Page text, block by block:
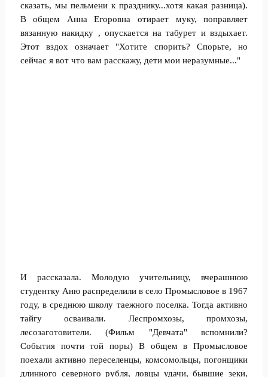
сказать, мы пельмени к празднику...хотя какая разница).
В общем Анна Егоровна отирает муку, поправляет
вязанную накидку , опускается на табурет и вздыхает.
Этот вздох означает "Хотите спорить? Спорьте, но
сейчас я вот что вам расскажу, дети мои неразумные..."
И рассказала. Молодую учительницу, вчерашнюю
студентку Аню распределили в село Промысловое в 1967
году, в среднюю школу таежного поселка. Тогда активно
тайгу осваивали. Леспромхозы, промхозы,
лесозаготовители. (Фильм "Девчата" вспомнили?
События почти той поры) В общем в Промысловое
поехали активно переселенцы, комсомольцы, погонщики
длинного северного рубля, ловцы удачи, бывшие зеки,